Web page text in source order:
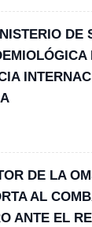
DE
DE LA
AL
ANTE EL